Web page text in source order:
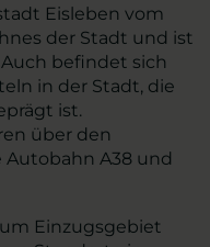
Eisleben vom
der Stadt und ist
befindet sich
in der Stadt, die
ist.
über den
Autobahn A38 und
Einzugsgebiet